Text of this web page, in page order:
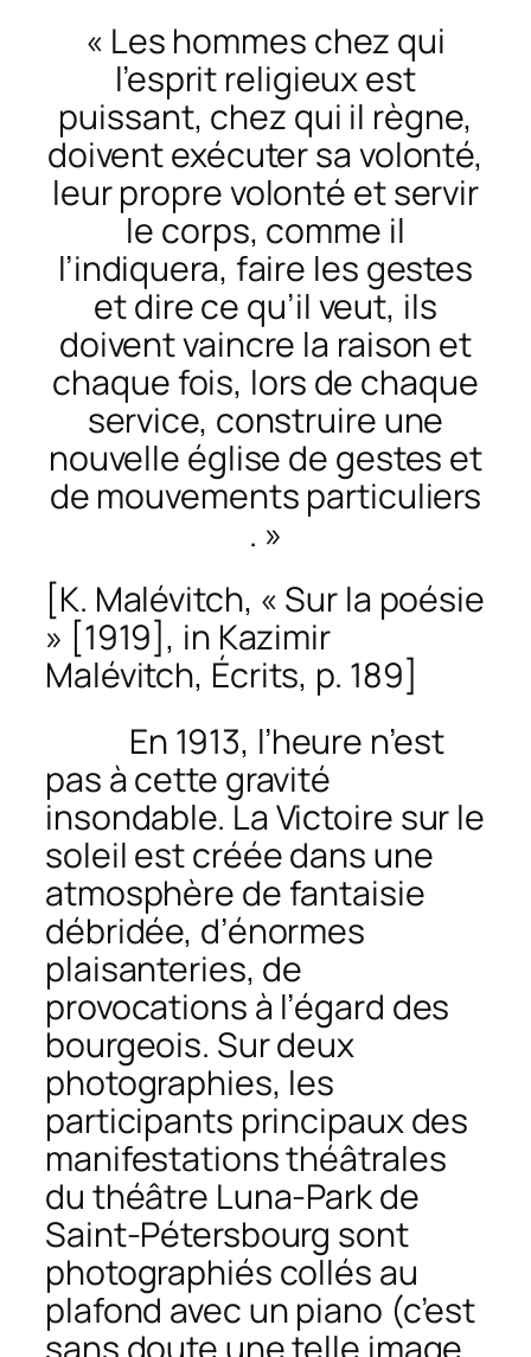
« Les hommes chez qui
l’esprit religieux est
puissant, chez qui il règne,
doivent exécuter sa volonté,
leur propre volonté et servir
le corps, comme il
l’indiquera, faire les gestes
et dire ce qu’il veut, ils
doivent vaincre la raison et
chaque fois, lors de chaque
service, construire une
nouvelle église de gestes et
de mouvements particuliers
. »
[K. Malévitch, « Sur la poésie
» [1919], in Kazimir
Malévitch, Écrits, p. 189]
En 1913, l’heure n’est
pas à cette gravité
insondable. La Victoire sur le
soleil est créée dans une
atmosphère de fantaisie
débridée, d’énormes
plaisanteries, de
provocations à l’égard des
bourgeois. Sur deux
photographies, les
participants principaux des
manifestations théâtrales
du théâtre Luna-Park de
Saint-Pétersbourg sont
photographiés collés au
plafond avec un piano (c’est